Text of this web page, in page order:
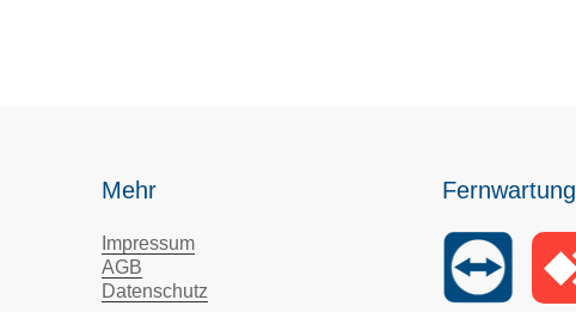
Mehr
Impressum
AGB
Datenschutz
Fernwartung